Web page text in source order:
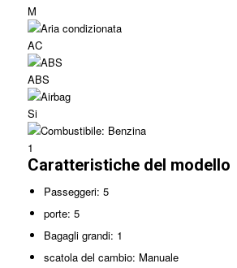
M
AC
ABS
Si
1
Caratteristiche del modello
Passeggeri: 5
porte: 5
Bagagli grandi: 1
scatola del cambio: Manuale